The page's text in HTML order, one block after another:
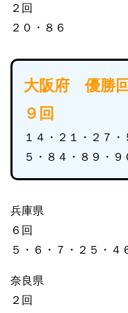
２回
２０・８６
大阪府 優勝
９回
１４・２１・２７
５・８４・８９・９
兵庫県
６回
５・６・７・２５・４
奈良県
２回